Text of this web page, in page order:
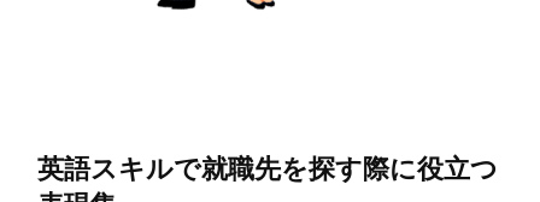
英語スキルで就職先を探す際に役立つ